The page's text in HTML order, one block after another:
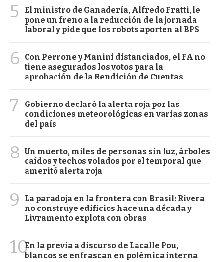
5
El ministro de Ganadería, Alfredo Fratti, le
pone un freno a la reducción de la jornada
laboral y pide que los robots aporten al BPS
6
Con Perrone y Manini distanciados, el FA no
tiene asegurados los votos para la
aprobación de la Rendición de Cuentas
7
Gobierno declaró la alerta roja por las
condiciones meteorológicas en varias zonas
del país
8 Un muerto, miles de personas sin luz, árboles
caídos y techos volados por el temporal que
ameritó alerta roja
9
La paradoja en la frontera con Brasil: Rivera
no construye edificios hace una década y
Livramento explota con obras
10En la previa a discurso de Lacalle Pou,
blancos se enfrascan en polémica interna